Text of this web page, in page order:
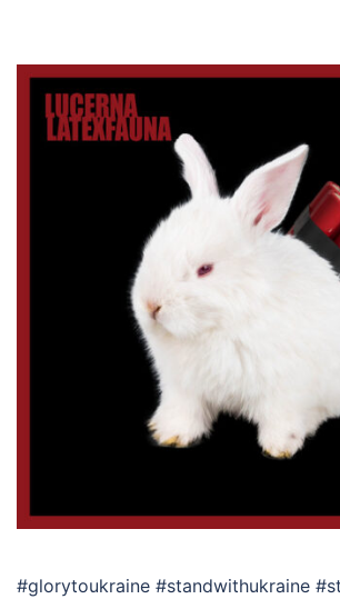
#glorytoukraine #standwithukraine